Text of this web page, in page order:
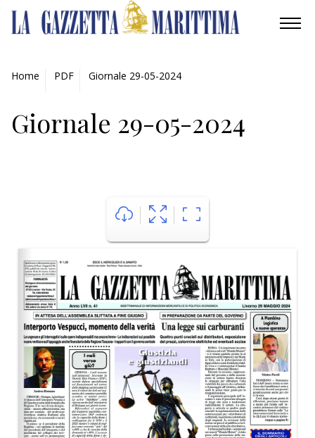
INDUSTRIA
CULTURA
NAUTICA
EDITORIALI
Home PDF Giornale 29-05-2024
Giornale 29-05-2024